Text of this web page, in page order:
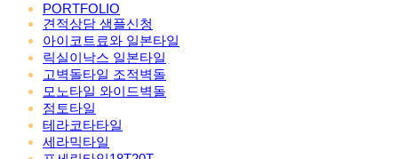
PORTFOLIO
견적상담 샘플신청
아이코트료와 일본타일
릭실이낙스 일본타일
고벽돌타일 조적벽돌
모노타일 와이드벽돌
점토타일
테라코타타일
세라믹타일